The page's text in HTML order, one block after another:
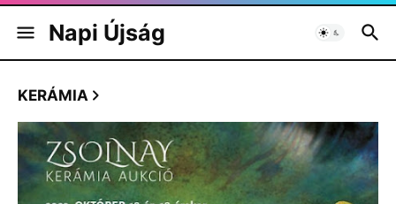
Napi Újság
KERÁMIA